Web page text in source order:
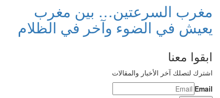
مغرب السرعتين… بين مغرب
يعيش في الضوء وآخر في الظلام
ابقوا معنا
اشترك لتصلك آخر الأخبار والمقالات
Email